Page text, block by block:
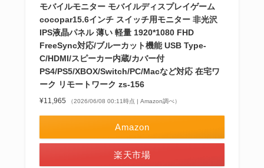
モバイルモニター モバイルディスプレイゲーム
cocopar15.6インチ スイッチ用モニター 非光沢
IPS液晶パネル 薄い 軽量 1920*1080 FHD
FreeSync対応/ブルーカット機能 USB Type-
C/HDMI/スピーカー内蔵/カバー付
PS4/PS5/XBOX/Switch/PC/Macなど対応 在宅ワ
ーク リモートワーク zs-156
¥11,965 （2026/06/08 00:11時点 | Amazon調べ）
Amazon
楽天市場